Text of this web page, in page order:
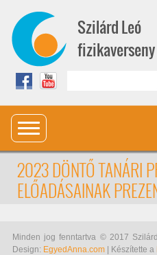
Szilárd Leó
fizikaverseny
2023 DÖNTŐ TANÁRI
ELŐADÁSAINAK
Minden jog fenntartva © 2017
Design: EgyedAnna.com | Készítette a